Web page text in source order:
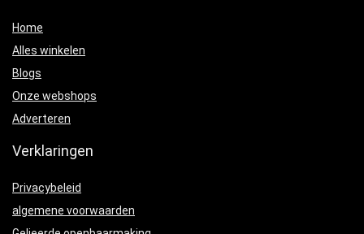
Home
Alles winkelen
Blogs
Onze webshops
Adverteren
Verklaringen
Privacybeleid
algemene voorwaarden